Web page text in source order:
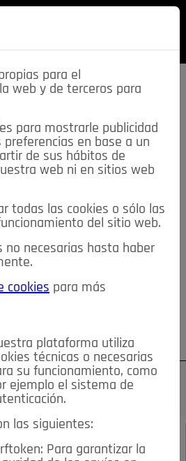
descarga esta
REVISTA
DE INTERÉS
MIS ANUNCIOS CONTACTO
¿Olvidó su contraseña?
para el
web y de terceros para
para mostrarle publicidad
preferencias en base a un
de sus hábitos de
web ni en sitios web
todas las cookies o sólo las
del sitio web.
no necesarias hasta haber
cookies para más
plataforma utiliza
técnicas o necesarias
su funcionamiento, como
ejemplo el sistema de
las siguientes:
Para garantizar la